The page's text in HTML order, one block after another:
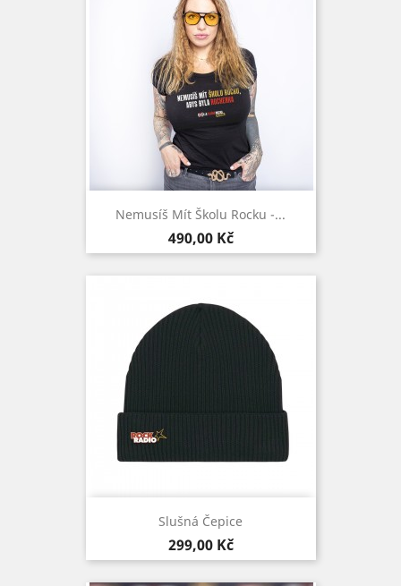
Nemusíš Mít Školu Rocku -...
Cena
490,00 Kč
Slušná Čepice
Cena
299,00 Kč